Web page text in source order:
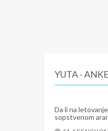
YUTA -
Da li na
sopstvenom